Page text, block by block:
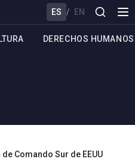
ES / EN
DERECHOS HUMANOS
Comando Sur de EEUU